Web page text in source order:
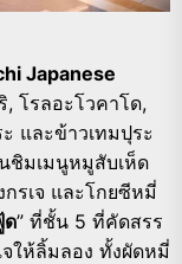
Japanese
, โรลอะโวคาโด,
และข้าวเทมปุระ
ชิมเมนูหมูสับเห็ด
รเจ และโกยซีหมี่
ด” ที่ชั้น 5 ที่คัดสรร
ให้ลิ้มลอง ทั้งผัดหมี่